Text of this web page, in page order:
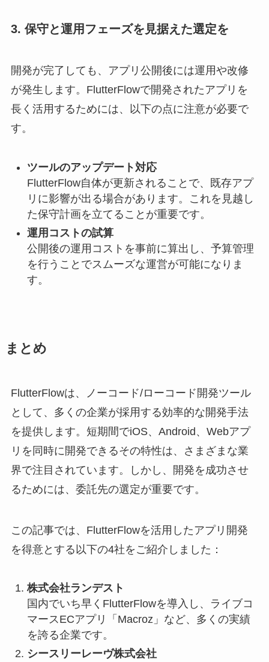
3. 保守と運用フェーズを見据えた選定を
開発が完了しても、アプリ公開後には運用や改修
が発生します。FlutterFlowで開発されたアプリを
長く活用するためには、以下の点に注意が必要で
す。
ツールのアップデート対応
FlutterFlow自体が更新されることで、既存アプ
リに影響が出る場合があります。これを見越し
た保守計画を立てることが重要です。
運用コストの試算
公開後の運用コストを事前に算出し、予算管理
を行うことでスムーズな運営が可能になりま
す。
まとめ
FlutterFlowは、ノーコード/ローコード開発ツール
として、多くの企業が採用する効率的な開発手法
を提供します。短期間でiOS、Android、Webアプ
リを同時に開発できるその特性は、さまざまな業
界で注目されています。しかし、開発を成功させ
るためには、委託先の選定が重要です。
この記事では、FlutterFlowを活用したアプリ開発
を得意とする以下の4社をご紹介しました：
株式会社ランデスト
国内でいち早くFlutterFlowを導入し、ライブコ
マースECアプリ「Macroz」など、多くの実績
を誇る企業です。
シースリーレーヴ株式会社